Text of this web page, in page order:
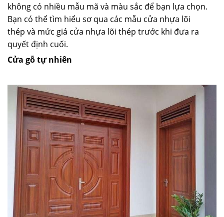
không có nhiều mẫu mã và màu sắc để bạn lựa chọn.
Bạn có thể tìm hiểu sơ qua các mẫu cửa nhựa lõi
thép và mức giá cửa nhựa lõi thép trước khi đưa ra
quyết định cuối.
Cửa gỗ tự nhiên